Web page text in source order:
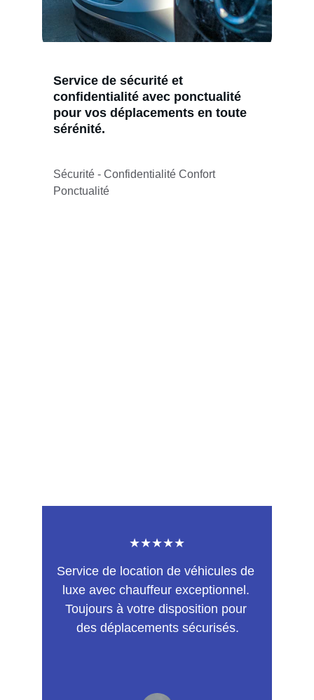
Sécurité - Confidentialité Confort
Ponctualité
Service de sécurité et
confidentialité avec ponctualité
pour vos déplacements en toute
sérénité.
Service de location de véhicules de
luxe avec chauffeur exceptionnel.
Toujours à votre disposition pour
des déplacements sécurisés.
★★★★★